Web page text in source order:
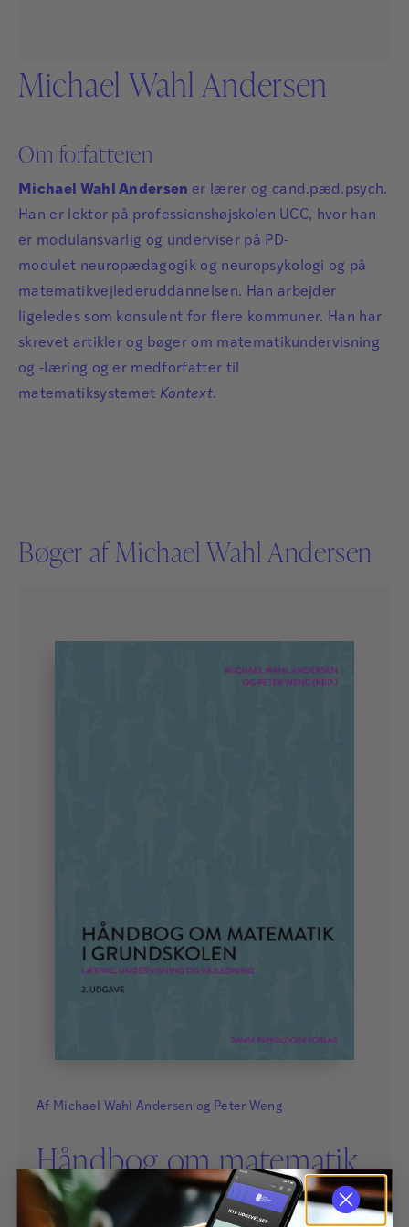
Michael Wahl Andersen
Om forfatteren
Michael Wahl Andersen er lærer og cand.pæd.psych.
Han er lektor på professionshøjskolen UCC, hvor han
er modulansvarlig og underviser på PD-
modulet neuropædagogik og neuropsykologi og på
matematikvejlederuddannelsen. Han arbejder
ligeledes som konsulent for flere kommuner. Han har
skrevet artikler og bøger om matematikundervisning
og -læring og er medforfatter til
matematiksystemet Kontext.
Bøger af Michael Wahl Andersen
Af Michael Wahl Andersen og Peter Weng
Håndbog om matematik
i grundskolen